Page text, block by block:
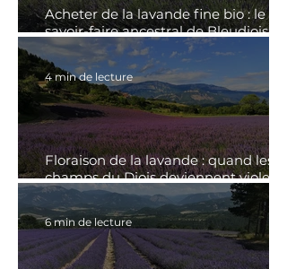
Acheter de la lavande fine bio : le
savoir-faire ancestral de Bleudiois,
producteur dans la Drôme
Floraison de la lavande : quand les
champs du Diois deviennent violets |
Distillerie Bleudiois
4 min de lecture
6 min de lecture